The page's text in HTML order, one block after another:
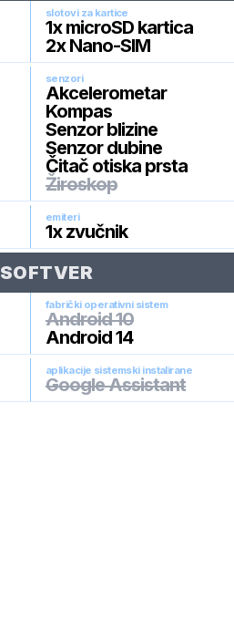
slotovi za kartice
1x microSD kartica
2x Nano-SIM
senzori
Akcelerometar
Kompas
Senzor blizine
Senzor dubine
Čitač otiska prsta
Žiroskop
emiteri
1x zvučnik
SOFTVER
fabrički operativni sistem
Android 10
Android 14
aplikacije sistemski instalirane
Google Assistant